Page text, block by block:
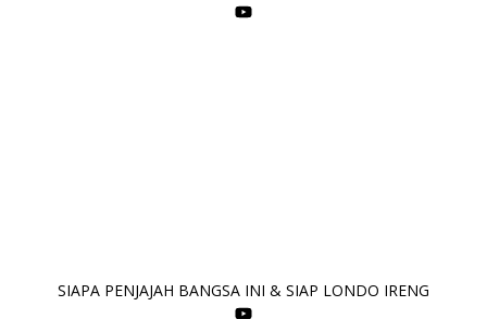
SIAPA PENJAJAH BANGSA INI & SIAP LONDO IRENG